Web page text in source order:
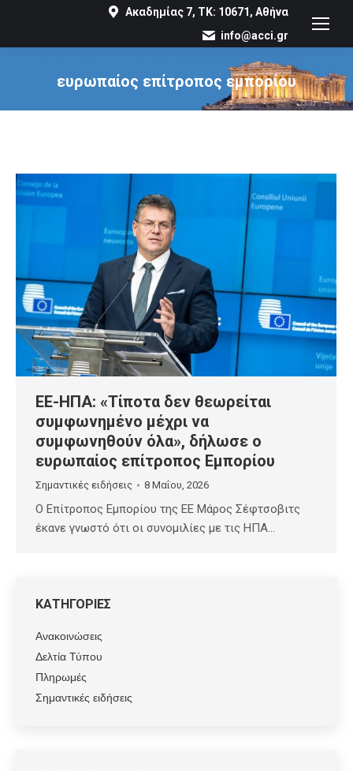
Ακαδημίας 7, ΤΚ: 10671, Αθήνα
info@acci.gr
ευρωπαίος επίτροπος εμπορίου
You are here:
ΕΕ-ΗΠΑ: «Τίποτα δεν θεωρείται
συμφωνημένο μέχρι να
συμφωνηθούν όλα», δήλωσε ο
ευρωπαίος επίτροπος Εμπορίου
Σημαντικές ειδήσεις 8 Μαΐου, 2026
Ο Επίτροπος Εμπορίου της ΕΕ Μάρος Σέφτσοβιτς
έκανε γνωστό ότι οι συνομιλίες με τις ΗΠΑ…
ΚΑΤΗΓΟΡΙΕΣ
Ανακοινώσεις
Δελτία Τύπου
Πληρωμές
Σημαντικές ειδήσεις